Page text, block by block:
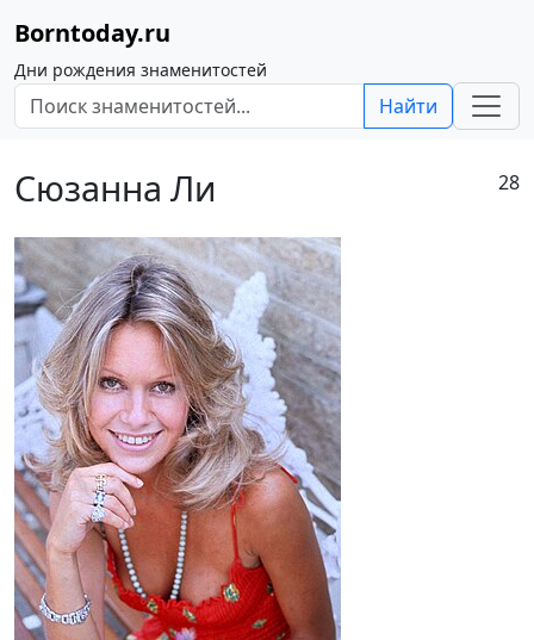
Borntoday.ru
Дни рождения знаменитостей
Найти
Сюзанна Ли 28